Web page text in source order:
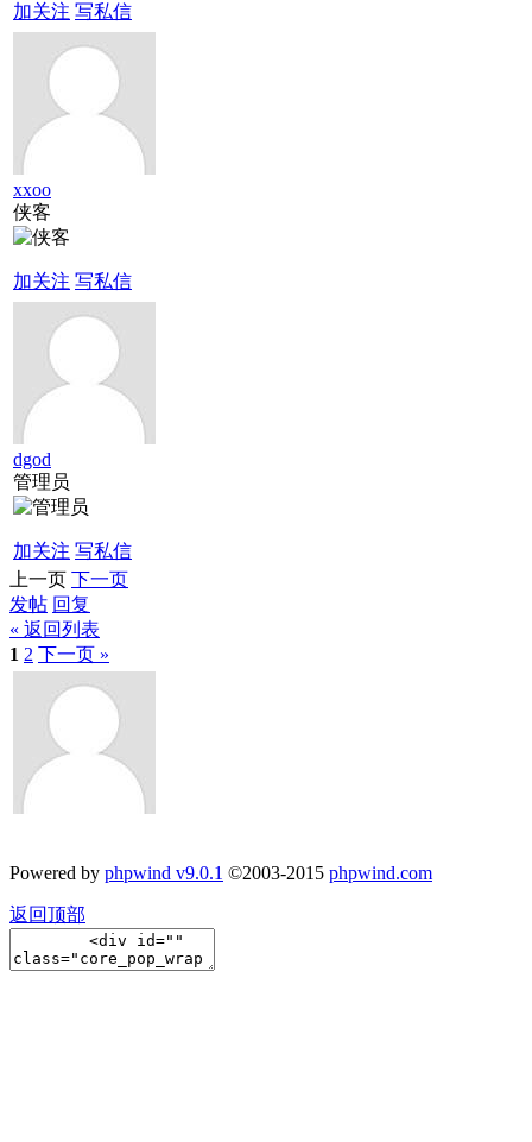
加关注 写私信
xxoo
侠客
加关注 写私信
dgod
管理员
加关注 写私信
上一页 下一页
发帖 回复
« 返回列表
1 2 下一页 »
Powered by phpwind v9.0.1 ©2003-2015 phpwind.com
返回顶部